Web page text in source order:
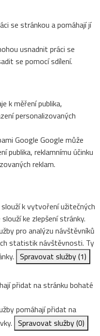
se stránkou a pomáhají jí
usnadnit práci se
se pomocí sdílení.
k měření publika,
personalizovaných
Google Google může
publika, reklamnímu účinku
reklam.
k vytvoření užitečných
ke zlepšení stránky.
pro analýzu návštěvníků
statistik návštěvnosti. Ty
Spravovat služby(1)
přidat na stránku bohaté
pomáhají přidat na
Spravovat služby(0)